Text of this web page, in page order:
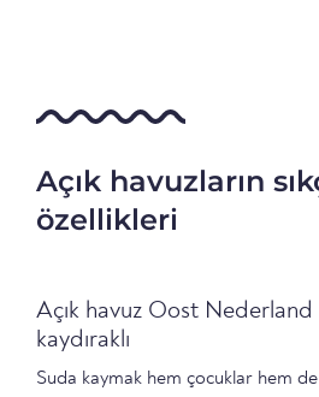
Açık havuzların
özellikleri
Açık havuz Oost Nederland
kaydıraklı
Suda kaymak hem çocuklar hem